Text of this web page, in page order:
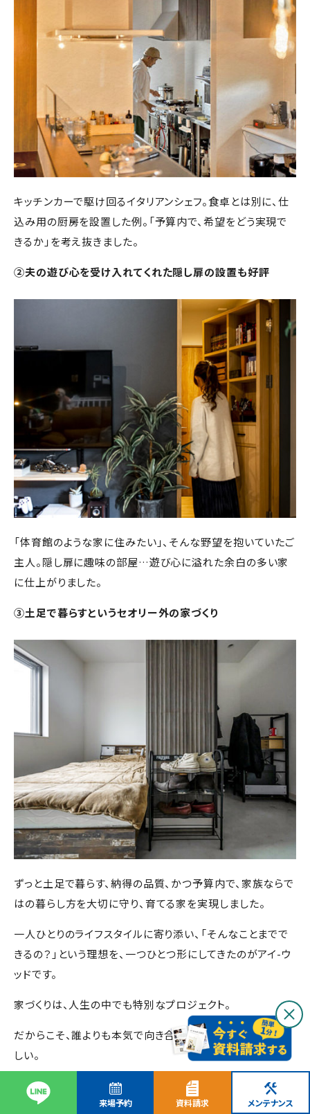
キッチンカーで駆け回るイタリアンシェフ。食卓とは別に、仕
込み用の厨房を設置した例。「予算内で、希望をどう実現で
きるか」を考え抜きました。
②夫の遊び心を受け入れてくれた隠し扉の設置も好評
「体育館のような家に住みたい」、そんな野望を抱いていたご
主人。隠し扉に趣味の部屋…遊び心に溢れた余白の多い家
に仕上がりました。
③土足で暮らすというセオリー外の家づくり
ずっと土足で暮らす、納得の品質、かつ予算内で、家族ならで
はの暮らし方を大切に守り、育てる家を実現しました。
一人ひとりのライフスタイルに寄り添い、「そんなことまでで
きるの？」という理想を、一つひとつ形にしてきたのがアイ-ウ
ッドです。
家づくりは、人生の中でも特別なプロジェクト。
だからこそ、誰よりも本気で向き合うパートナーを選んでほ
しい。
どんな想いも、まずは私たちにぶつけてみてください。
来場予約 資料請求 メンテナンス